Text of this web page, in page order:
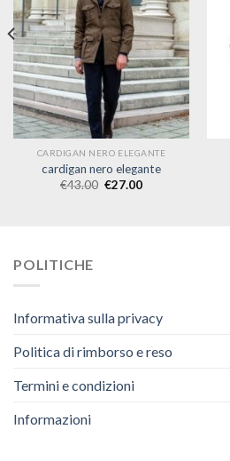
CARDIGAN NERO ELEGANTE
cardigan nero elegante
€43.00 €27.00
POLITICHE
Informativa sulla privacy
Politica di rimborso e reso
Termini e condizioni
Informazioni